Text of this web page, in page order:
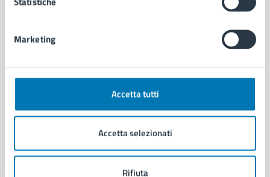
Marketing
Accetta tutti
Accetta selezionati
Rifiuta
Comune di Napoli
AMMINISTRAZIONE
Organi di governo
Enti e fondazioni
Personale amministrativo